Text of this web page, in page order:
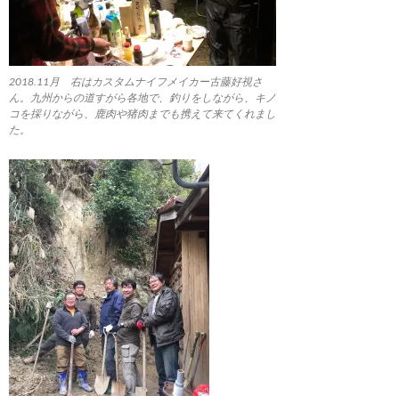
2018.11月 右はカスタムナイフメイカー古藤好視さ
ん。九州からの道すがら各地で、釣りをしながら、キノ
コを採りながら、鹿肉や猪肉までも携えて来てくれまし
た。